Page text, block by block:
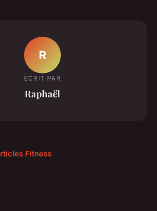
R
ECRIT PAR
Raphaël
Fitness